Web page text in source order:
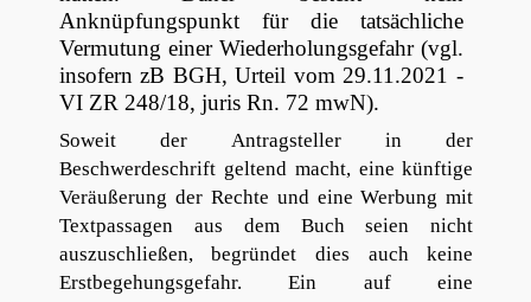
Anknüpfungspunkt für die tatsächliche
Vermutung einer Wiederholungsgefahr (vgl.
insofern zB BGH, Urteil vom 29.11.2021 -
VI ZR 248/18, juris Rn. 72 mwN).
Soweit der Antragsteller in der
Beschwerdeschrift geltend macht, eine künftige
Veräußerung der Rechte und eine Werbung mit
Textpassagen aus dem Buch seien nicht
auszuschließen, begründet dies auch keine
Erstbegehungsgefahr. Ein auf eine